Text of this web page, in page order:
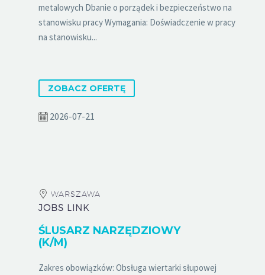
metalowych Dbanie o porządek i bezpieczeństwo na
stanowisku pracy Wymagania: Doświadczenie w pracy
na stanowisku...
ZOBACZ OFERTĘ
2026-07-21
WARSZAWA
JOBS LINK
ŚLUSARZ NARZĘDZIOWY
(K/M)
Zakres obowiązków: Obsługa wiertarki słupowej